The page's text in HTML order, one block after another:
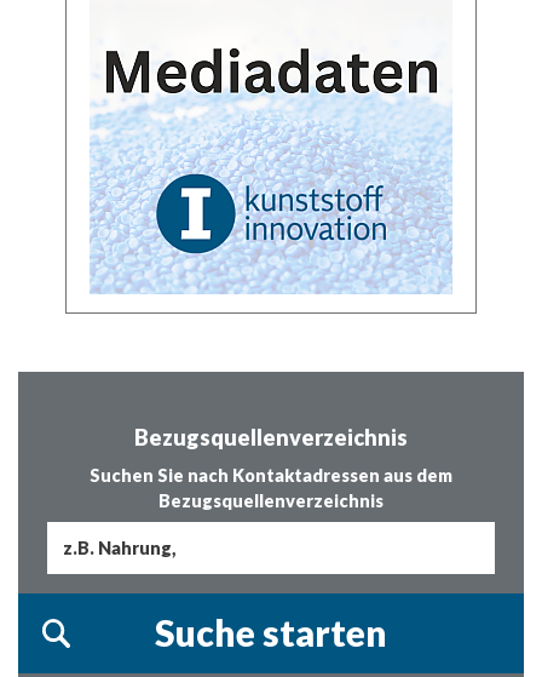
Bezugsquellenverzeichnis
Suchen Sie nach Kontaktadressen aus dem
Bezugsquellenverzeichnis